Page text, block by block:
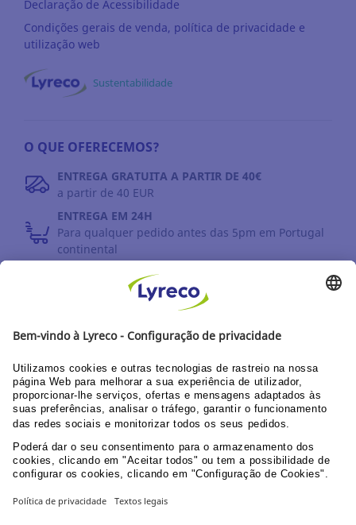
Declaração de Acessibilidade
Condições gerais de venda, política de privacidade e
utilização web
Sustentabilidade
O QUE OFERECEMOS?
ENTREGA GRATUITA A PARTIR DE 40€
a partir de 40 EUR
ENTREGA EM 24H
Para qualquer pedido antes das 5pm em Portugal
continental
Prazo até 30 dias
DESCUBRA OS NOSSOS CATÁLOGOS E GUIAS
Guia do utilizador Web
Documentação corporativa
PPU área clientes